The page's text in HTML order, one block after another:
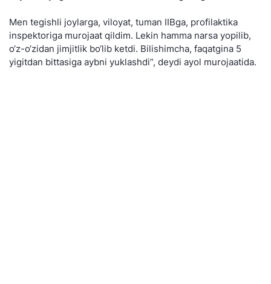
Men tegishli joylarga, viloyat, tuman IIBga, profilaktika
inspektoriga murojaat qildim. Lekin hamma narsa yopilib,
o‘z-o‘zidan jimjitlik bo‘lib ketdi. Bilishimcha, faqatgina 5
yigitdan bittasiga aybni yuklashdi”, deydi ayol murojaatida.